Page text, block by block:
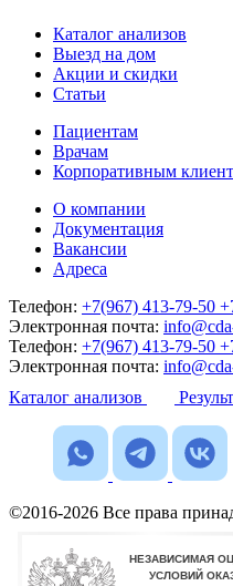
Каталог анализов
Выезд на дом
Акции и скидки
Статьи
Пациентам
Врачам
Корпоративным
О компании
Документация
Вакансии
Адреса
Телефон: +7(967) 413-79-50
Электронная почта:
Телефон: +7(967) 413-79-50
Электронная почта:
Каталог анализов
©2016-2026 Все права